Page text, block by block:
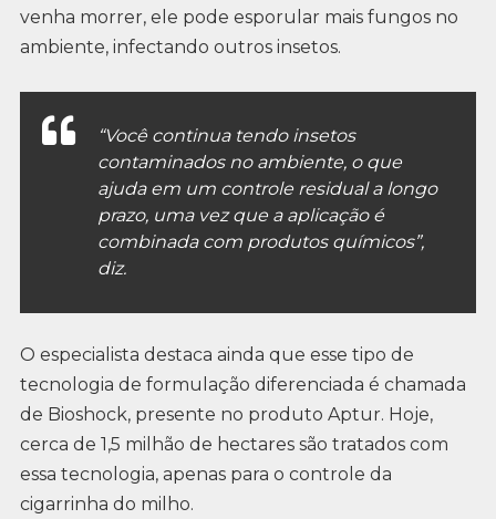
venha morrer, ele pode esporular mais fungos no
ambiente, infectando outros insetos.
“Você continua tendo insetos
contaminados no ambiente, o que
ajuda em um controle residual a longo
prazo, uma vez que a aplicação é
combinada com produtos químicos”,
diz.
O especialista destaca ainda que esse tipo de
tecnologia de formulação diferenciada é chamada
de Bioshock, presente no produto Aptur. Hoje,
cerca de 1,5 milhão de hectares são tratados com
essa tecnologia, apenas para o controle da
cigarrinha do milho.